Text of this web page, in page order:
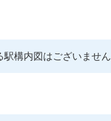
駅構内図はございません